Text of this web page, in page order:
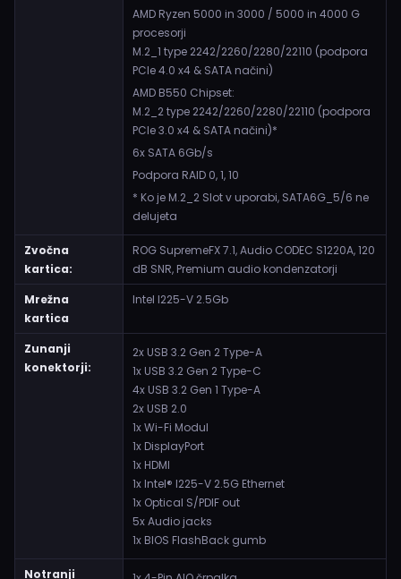
AMD Ryzen 5000 in 3000 / 5000 in 4000 G
procesorji
M.2_1 type 2242/2260/2280/22110 (podpora
PCIe 4.0 x4 & SATA načini)
AMD B550 Chipset:
M.2_2 type 2242/2260/2280/22110 (podpora
PCIe 3.0 x4 & SATA načini)*
6x SATA 6Gb/s
Podpora RAID 0, 1, 10
* Ko je M.2_2 Slot v uporabi, SATA6G_5/6 ne
delujeta
Zvočna
kartica:
ROG SupremeFX 7.1, Audio CODEC S1220A, 120
dB SNR, Premium audio kondenzatorji
Mrežna
kartica
Intel I225-V 2.5Gb
Zunanji
konektorji:
2x USB 3.2 Gen 2 Type-A
1x USB 3.2 Gen 2 Type-C
4x USB 3.2 Gen 1 Type-A
2x USB 2.0
1x Wi-Fi Modul
1x DisplayPort
1x HDMI
1x Intel® I225-V 2.5G Ethernet
1x Optical S/PDIF out
5x Audio jacks
1x BIOS FlashBack gumb
Notranji